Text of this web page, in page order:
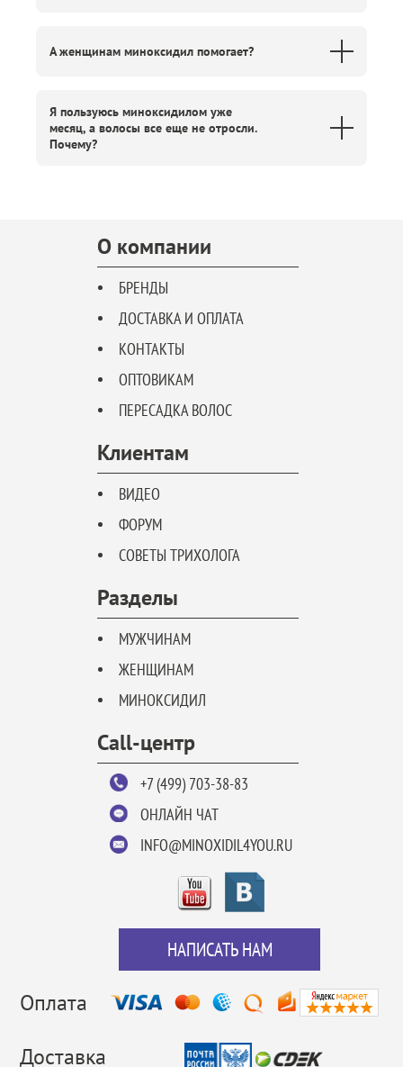
А женщинам миноксидил помогает?
Я пользуюсь миноксидилом уже
месяц, а волосы все еще не отросли.
Почему?
О компании
БРЕНДЫ
ДОСТАВКА И ОПЛАТА
КОНТАКТЫ
ОПТОВИКАМ
ПЕРЕСАДКА ВОЛОС
Клиентам
ВИДЕО
ФОРУМ
СОВЕТЫ ТРИХОЛОГА
Разделы
МУЖЧИНАМ
ЖЕНЩИНАМ
МИНОКСИДИЛ
Call-центр
+7 (499) 703-38-83
ОНЛАЙН ЧАТ
INFO@MINOXIDIL4YOU.RU
НАПИСАТЬ НАМ
Оплата
Доставка